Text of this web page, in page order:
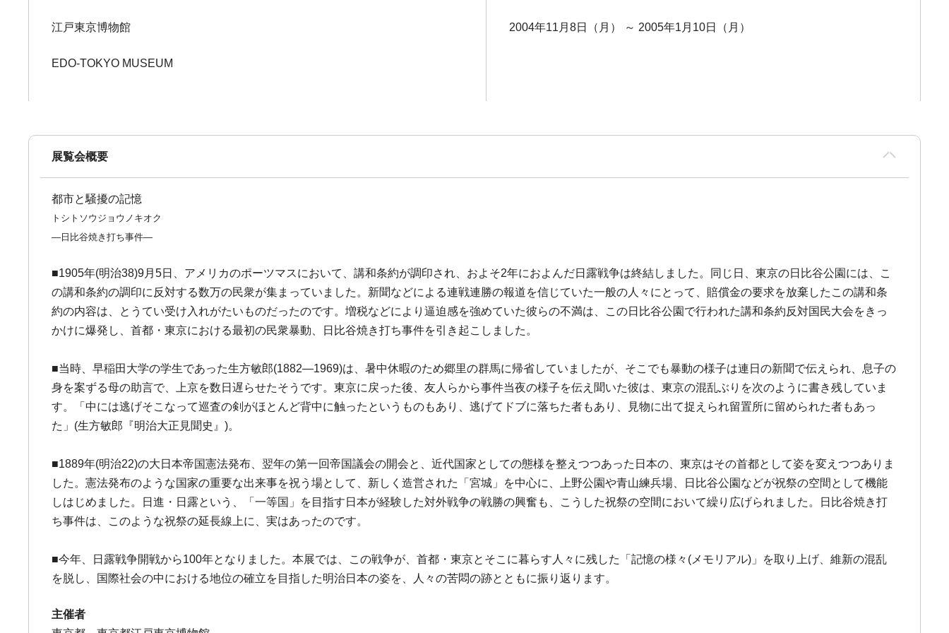
江戸東京博物館
EDO-TOKYO MUSEUM
2004年11月8日（月） ～ 2005年1月10日（月）
展覧会概要
都市と騒擾の記憶
トシトソウジョウノキオク
―日比谷焼き打ち事件―
■1905年(明治38)9月5日、アメリカのポーツマスにおいて、講和条約が調印され、およそ2年におよんだ日露戦争は終結しました。同じ日、東京の日比谷公園には、こ
の講和条約の調印に反対する数万の民衆が集まっていました。新聞などによる連戦連勝の報道を信じていた一般の人々にとって、賠償金の要求を放棄したこの講和条
約の内容は、とうてい受け入れがたいものだったのです。増税などにより逼迫感を強めていた彼らの不満は、この日比谷公園で行われた講和条約反対国民大会をきっ
かけに爆発し、首都・東京における最初の民衆暴動、日比谷焼き打ち事件を引き起こしました。
■当時、早稲田大学の学生であった生方敏郎(1882―1969)は、暑中休暇のため郷里の群馬に帰省していましたが、そこでも暴動の様子は連日の新聞で伝えられ、息子の
身を案ずる母の助言で、上京を数日遅らせたそうです。東京に戻った後、友人らから事件当夜の様子を伝え聞いた彼は、東京の混乱ぶりを次のように書き残していま
す。「中には逃げそこなって巡査の剣がほとんど背中に触ったというものもあり、逃げてドブに落ちた者もあり、見物に出て捉えられ留置所に留められた者もあっ
た」(生方敏郎『明治大正見聞史』)。
■1889年(明治22)の大日本帝国憲法発布、翌年の第一回帝国議会の開会と、近代国家としての態様を整えつつあった日本の、東京はその首都として姿を変えつつありま
した。憲法発布のような国家の重要な出来事を祝う場として、新しく造営された「宮城」を中心に、上野公園や青山練兵場、日比谷公園などが祝祭の空間として機能
しはじめました。日進・日露という、「一等国」を目指す日本が経験した対外戦争の戦勝の興奮も、こうした祝祭の空間において繰り広げられました。日比谷焼き打
ち事件は、このような祝祭の延長線上に、実はあったのです。
■今年、日露戦争開戦から100年となりました。本展では、この戦争が、首都・東京とそこに暮らす人々に残した「記憶の様々(メモリアル)」を取り上げ、維新の混乱
を脱し、国際社会の中における地位の確立を目指した明治日本の姿を、人々の苦悶の跡とともに振り返ります。
主催者